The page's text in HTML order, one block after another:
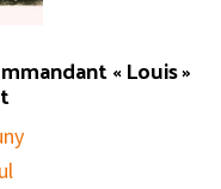
« Louis »